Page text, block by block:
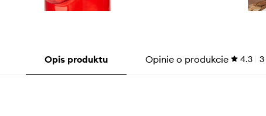
Opis produktu Opinie o produkcie 4.3 3